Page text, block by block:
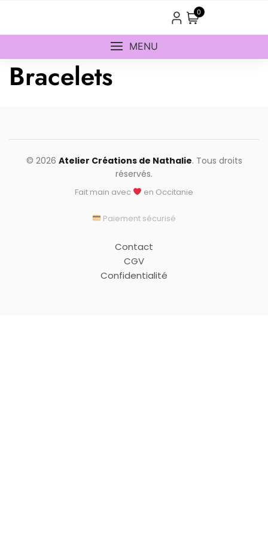
content
0
MENU
Bracelets
© 2026 Atelier Créations de Nathalie. Tous droits
réservés.
Fait main avec en Occitanie
Paiement sécurisé
Contact
CGV
Confidentialité